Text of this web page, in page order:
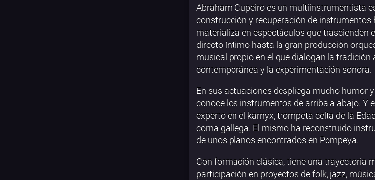
Abraham Cupeiro es un multiinstrumentista
construcción y recuperación de instrumentos
materializa en espectáculos que trascienden
directo íntimo hasta la gran producción
musical propio en el que dialogan la tradición
contemporánea y la experimentación sonora.
En sus actuaciones despliega mucho humor
conoce los instrumentos de arriba a abajo. Y
experto en el karnyx, trompeta celta de la
corna gallega. El mismo ha reconstruido
de unos planos encontrados en Pompeya.
Con formación clásica, tiene una trayectoria
participación en proyectos de folk, jazz,